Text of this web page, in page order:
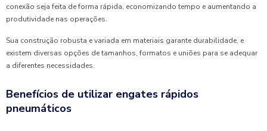
conexão seja feita de forma rápida, economizando tempo e aumentando a
produtividade nas operações.
Sua construção robusta e variada em materiais garante durabilidade, e
existem diversas opções de tamanhos, formatos e uniões para se adequar
a diferentes necessidades.
Benefícios de utilizar engates rápidos
pneumáticos